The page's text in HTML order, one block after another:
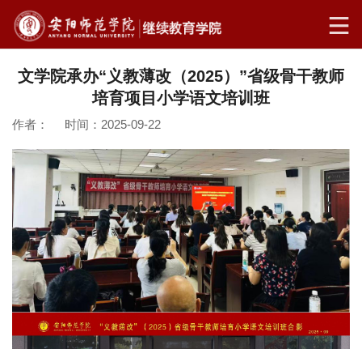
文学院承办“义教薄改（2025）”省级骨干教师
培育项目小学语文培训班
作者： 时间：2025-09-22